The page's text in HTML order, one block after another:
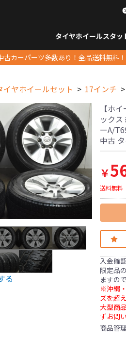
タイヤホイールスタッ
カーパーツ多数あり！全品送料無料！
イヤホイールセット 17インチ
る
【ホ
ック
ーA/
中古
￥
送料無料
入金確
限定品
ますの
※沖縄
ズを超
大型商
ずお問
商品管